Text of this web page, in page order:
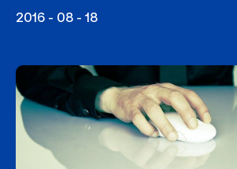
2016 - 08 - 18